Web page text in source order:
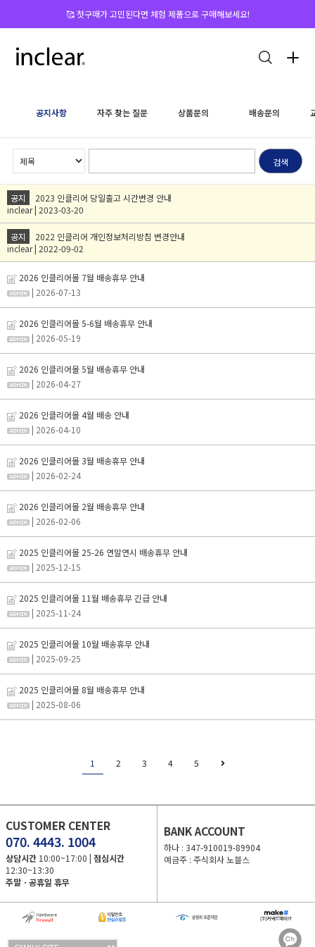
🥰 첫구매가 고민된다면 체험 제품으로 구매해보세요!
공지사항 자주 찾는 질문 상품문의 배송문의
검색
공지
2023 인클리어 당일출고 시간변경 안내
inclear | 2023-03-20
공지
2022 인클리어 개인정보처리방침 변경안내
inclear | 2022-09-02
2026 인클리어몰 7월 배송휴무 안내
| 2026-07-13
2026 인클리어몰 5-6월 배송휴무 안내
| 2026-05-19
2026 인클리어몰 5월 배송휴무 안내
| 2026-04-27
2026 인클리어몰 4월 배송 안내
| 2026-04-10
2026 인클리어몰 3월 배송휴무 안내
| 2026-02-24
2026 인클리어몰 2월 배송휴무 안내
| 2026-02-06
2025 인클리어몰 25-26 연말연시 배송휴무 안내
| 2025-12-15
2025 인클리어몰 11월 배송휴무 긴급 안내
| 2025-11-24
2025 인클리어몰 10월 배송휴무 안내
| 2025-09-25
2025 인클리어몰 8월 배송휴무 안내
| 2025-08-06
1 2 3 4 5
CUSTOMER CENTER
070. 4443. 1004
상담시간10:00~17:00 | 점심시간
12:30~13:30
주말ㆍ공휴일 휴무
BANK ACCOUNT
하나 : 347-910019-89904
예금주 : 주식회사 노블스